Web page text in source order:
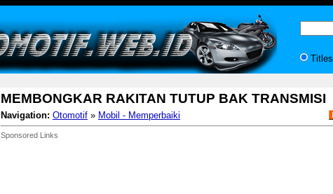
Titles
MEMBONGKAR RAKITAN TUTUP BAK TRANSMISI
Navigation: Otomotif » Mobil - Memperbaiki
Sponsored Links